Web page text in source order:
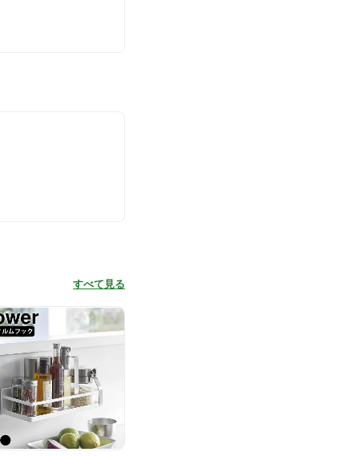
すべて見る